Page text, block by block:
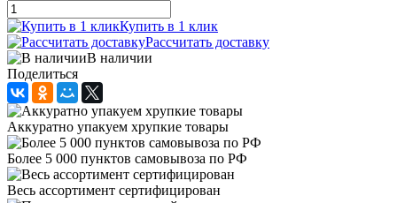
Купить в 1 клик
Рассчитать доставку
В наличии
Поделиться
Аккуратно упакуем хрупкие товары
Более 5 000 пунктов самовывоза по РФ
Весь ассортимент сертифицирован